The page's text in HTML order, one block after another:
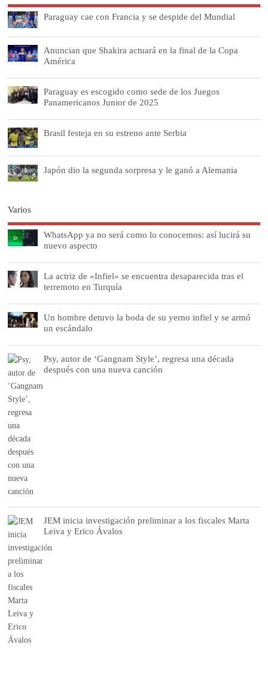
Paraguay cae con Francia y se despide del Mundial
Anuncian que Shakira actuará en la final de la Copa
América
Paraguay es escogido como sede de los Juegos
Panamericanos Junior de 2025
Brasil festeja en su estreno ante Serbia
Japón dio la segunda sorpresa y le ganó a Alemania
Varios
WhatsApp ya no será como lo conocemos: así lucirá su
nuevo aspecto
La actriz de «Infiel» se encuentra desaparecida tras el
terremoto en Turquía
Un hombre detuvo la boda de su yerno infiel y se armó
un escándalo
Psy, autor de ‘Gangnam Style’, regresa una década
después con una nueva canción
JEM inicia investigación preliminar a los fiscales Marta
Leiva y Erico Ávalos